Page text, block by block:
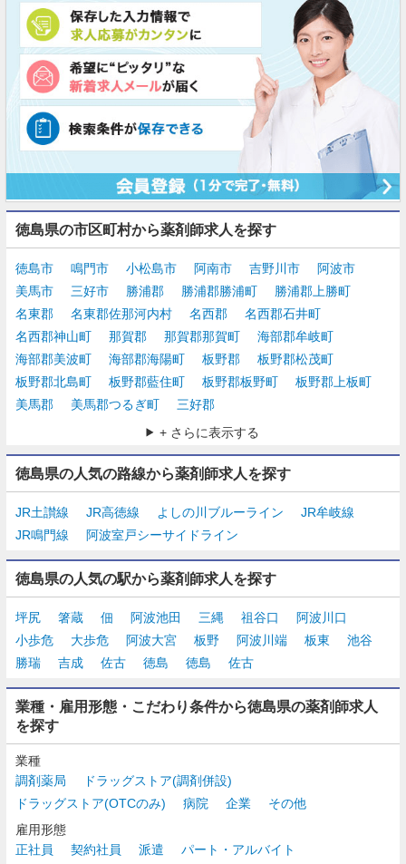
徳島県の市区町村から薬剤師求人を探す
徳島市 鳴門市 小松島市 阿南市 吉野川市
阿波市
美馬市
三好市 勝浦郡 勝浦郡勝浦町
勝浦郡上勝町
名東郡
名東郡佐那河内村 名西郡
名西郡石井町
名西郡神山町
那賀郡 那賀郡那賀町
海部郡牟岐町
海部郡美波町
海部郡海陽町 板野郡
板野郡松茂町
板野郡北島町
板野郡藍住町 板野郡板野町
板野郡上板町
美馬郡
美馬郡つるぎ町
三好郡
+ さらに表示する
徳島県の人気の路線から薬剤師求人を探す
JR土讃線 JR高徳線 よしの川ブルーライン
JR牟岐線
JR鳴門線
阿波室戸シーサイドライン
徳島県の人気の駅から薬剤師求人を探す
坪尻 箸蔵 佃 阿波池田 三縄 祖谷口
阿波川口
小歩危
大歩危 阿波大宮 板野 阿波川端 板東
池谷
勝瑞
吉成 佐古 徳島 徳島 佐古
業種・雇用形態・こだわり条件から徳島県の薬剤師求人
を探す
業種
調剤薬局
ドラッグストア(調剤併設)
ドラッグストア(OTCのみ)
病院 企業
その他
雇用形態
正社員
契約社員 派遣 パート・アルバイト